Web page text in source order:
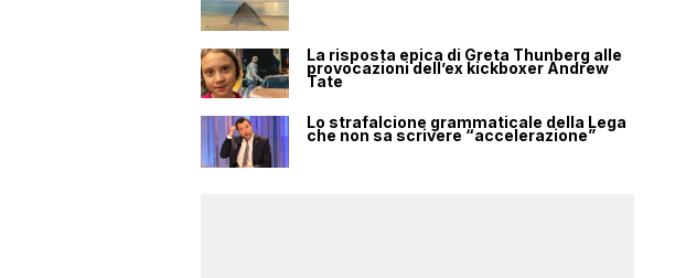
La risposta epica di Greta Thunberg alle
provocazioni dell’ex kickboxer Andrew
Tate
Lo strafalcione grammaticale della Lega
che non sa scrivere “accelerazione”